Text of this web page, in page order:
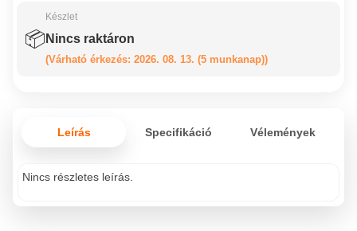
📦
Készlet
Nincs raktáron
(Várható érkezés: 2026. 08. 13. (5 munkanap))
Leírás Specifikáció Vélemények
Nincs részletes leírás.